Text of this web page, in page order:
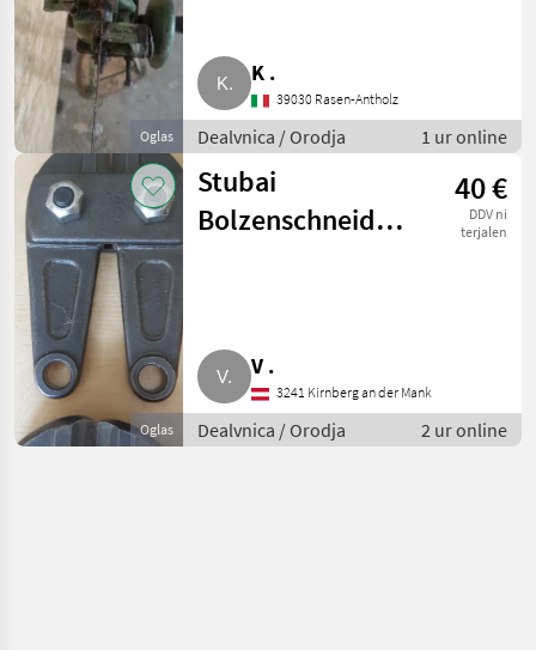
Oglas
K .
39030 Rasen-Antholz
Dealvnica / Orodja 1 ur online
Oglas
Stubai
Bolzenschneider-
40 €
DDV ni
terjalen
V .
3241 Kirnberg an der Mank
Dealvnica / Orodja 2 ur online